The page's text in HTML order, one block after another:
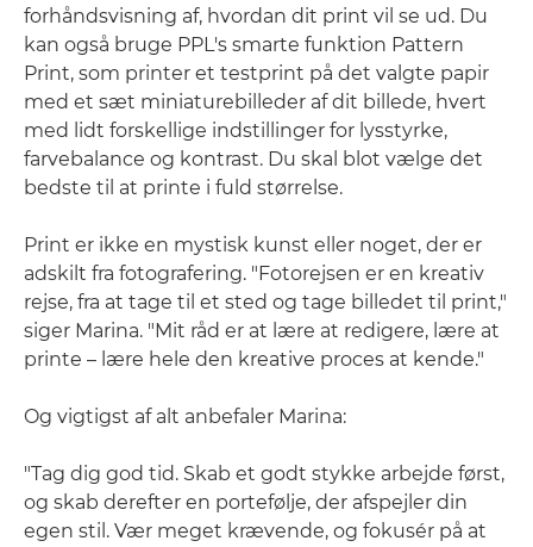
forhåndsvisning af, hvordan dit print vil se ud. Du
kan også bruge PPL's smarte funktion Pattern
Print, som printer et testprint på det valgte papir
med et sæt miniaturebilleder af dit billede, hvert
med lidt forskellige indstillinger for lysstyrke,
farvebalance og kontrast. Du skal blot vælge det
bedste til at printe i fuld størrelse.
Print er ikke en mystisk kunst eller noget, der er
adskilt fra fotografering. "Fotorejsen er en kreativ
rejse, fra at tage til et sted og tage billedet til print,"
siger Marina. "Mit råd er at lære at redigere, lære at
printe – lære hele den kreative proces at kende."
Og vigtigst af alt anbefaler Marina:
"Tag dig god tid. Skab et godt stykke arbejde først,
og skab derefter en portefølje, der afspejler din
egen stil. Vær meget krævende, og fokusér på at